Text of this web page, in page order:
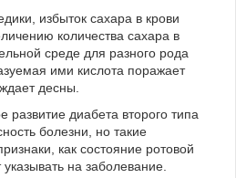
избыток сахара в крови
количества сахара в
среде для разного рода
ими кислота поражает
десны.
развитие диабета второго типа
болезни, но такие
как состояние ротовой
указывать на заболевание.